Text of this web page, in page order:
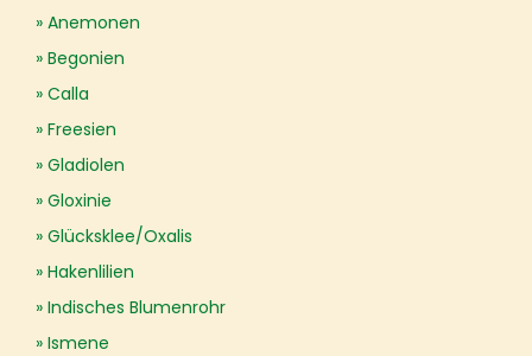
Anemonen
Begonien
Calla
Freesien
Gladiolen
Gloxinie
Glücksklee/Oxalis
Hakenlilien
Indisches Blumenrohr
Ismene